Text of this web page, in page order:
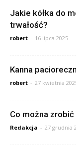
Jakie kółka do
trwałość?
robert - 16 lipca 2025
Kanna
robert - 27 kwietnia
Co można zrobić
Redakcja - 27 grudnia